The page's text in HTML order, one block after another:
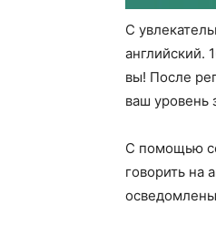
С
английский.
вы! После
ваш уровень
С помощью
говорить на